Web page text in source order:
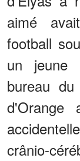
aimé
football
un jeune
bureau
crânio-